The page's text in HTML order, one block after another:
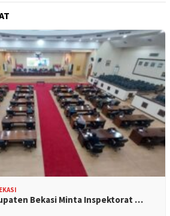
Bekasi Minta Inspektorat …